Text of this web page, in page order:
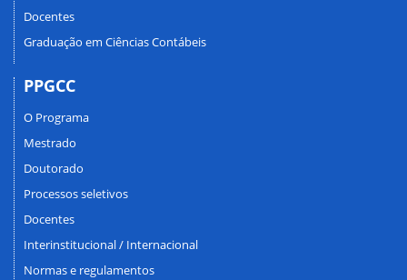
Docentes
Graduação em Ciências Contábeis
PPGCC
O Programa
Mestrado
Doutorado
Processos seletivos
Docentes
Interinstitucional / Internacional
Normas e regulamentos